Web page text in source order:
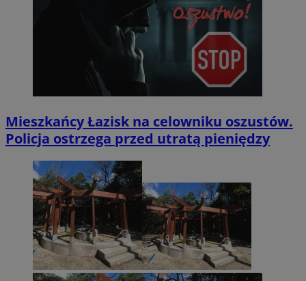
Mieszkańcy Łazisk na celowniku oszustów.
Policja ostrzega przed utratą pieniędzy